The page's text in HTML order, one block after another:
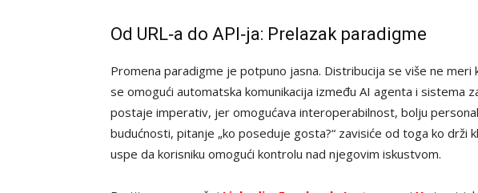
Od URL‑a do API‑ja: Prelazak paradigme
Promena paradigme je potpuno jasna. Distribucija se više ne meri
se omogući automatska komunikacija između AI agenta i sistema
postaje imperativ, jer omogućava interoperabilnost, bolju
budućnosti, pitanje „ko poseduje gosta?“ zavisiće od toga ko drži
uspe da korisniku omogući kontrolu nad njegovim iskustvom.